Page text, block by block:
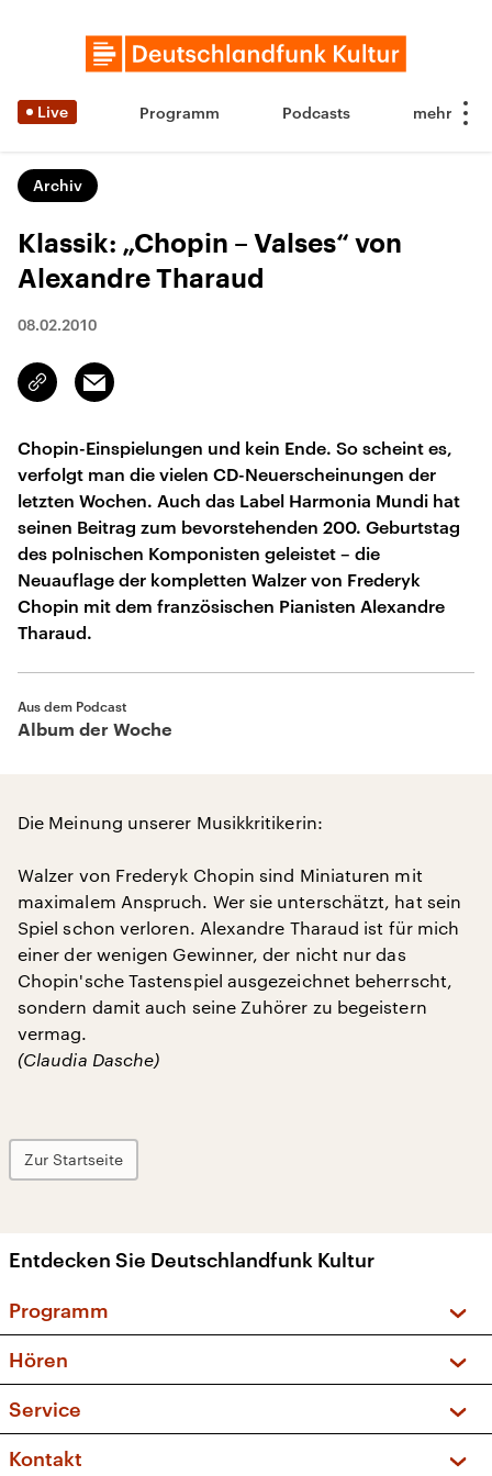
Live Programm Podcasts
Archiv
Klassik: „Chopin – Valses“ von
Alexandre Tharaud
08.02.2010
Link
kopieren/teilen
Email
Chopin-Einspielungen und kein Ende. So scheint es,
verfolgt man die vielen CD-Neuerscheinungen der
letzten Wochen. Auch das Label Harmonia Mundi hat
seinen Beitrag zum bevorstehenden 200. Geburtstag
des polnischen Komponisten geleistet – die
Neuauflage der kompletten Walzer von Frederyk
Chopin mit dem französischen Pianisten Alexandre
Tharaud.
Aus dem Podcast
Album der Woche
Die Meinung unserer Musikkritikerin:
Walzer von Frederyk Chopin sind Miniaturen mit
maximalem Anspruch. Wer sie unterschätzt, hat sein
Spiel schon verloren. Alexandre Tharaud ist für mich
einer der wenigen Gewinner, der nicht nur das
Chopin'sche Tastenspiel ausgezeichnet beherrscht,
sondern damit auch seine Zuhörer zu begeistern
vermag.
(Claudia Dasche)
Zur Startseite
Entdecken Sie Deutschlandfunk Kultur
Programm
Sendungen und Podcasts
Musikliste
Kakadu – Das Kinderprogramm
Hören
Frequenzen (UKW + DAB+)
Service
FAQ
Kontakt